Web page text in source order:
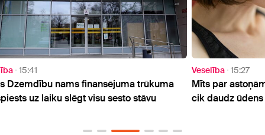
Veselība
Mīts par astoņām glāzēm dienā: eksperti atklāj,
cik daudz ūdens patiesībā nepieciešams